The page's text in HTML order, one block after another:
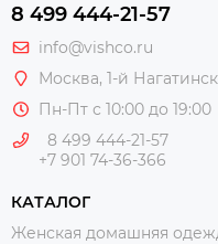
8 499 444-21-57
info@vishco.ru
Москва, 1-й
Пн-Пт с 10:00 до 19:00
8 499 444-21-57
+7 901 74-36-366
КАТАЛОГ
Женская домашняя